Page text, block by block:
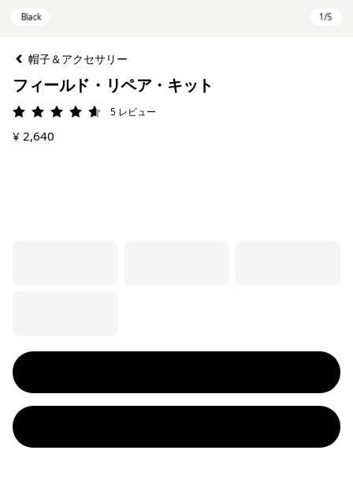
帽子＆アクセサリー
フィールド・リペア・キット
評価: 4.6 / 5
5 レビュー
¥ 2,640